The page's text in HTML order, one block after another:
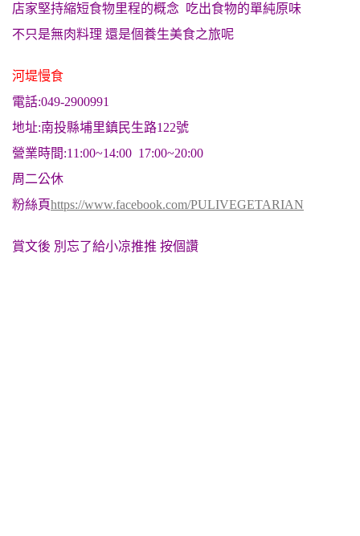
店家堅持縮短食物里程的概念 吃出食物的單純原味
不只是無肉料理 還是個養生美食之旅呢
河堤慢食
電話:049-2900991
地址:南投縣埔里鎮民生路122號
營業時間:11:00~14:00 17:00~20:00
周二公休
粉絲頁https://www.facebook.com/PULIVEGETARIAN
賞文後 別忘了給小凉推推 按個讚